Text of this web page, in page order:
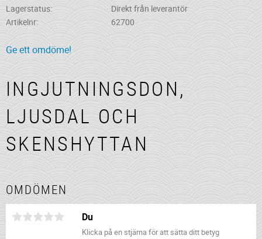
Lagerstatus
Direkt från leverantör
Artikelnr
62700
Ge ett omdöme!
INGJUTNINGSDON,
LJUSDAL OCH
SKENSHYTTAN
OMDÖMEN
Du
Klicka på en stjärna för att sätta ditt betyg